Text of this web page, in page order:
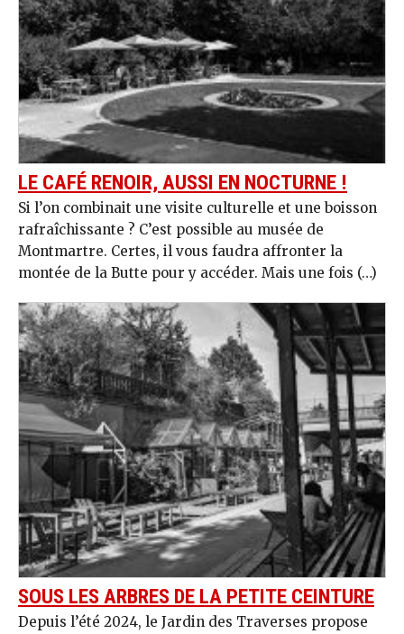
LE CAFÉ RENOIR, AUSSI EN NOCTURNE !
Si l’on combinait une visite culturelle et une boisson
rafraîchissante ? C’est possible au musée de
Montmartre. Certes, il vous faudra affronter la
montée de la Butte pour y accéder. Mais une fois (…)
SOUS LES ARBRES DE LA PETITE CEINTURE
Depuis l’été 2024, le Jardin des Traverses propose